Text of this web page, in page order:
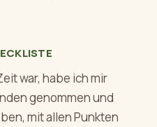
war, habe ich mir
genommen und
mit allen Punkten